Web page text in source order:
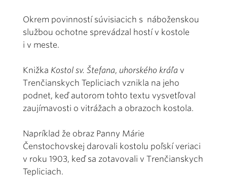
Okrem povinností súvisiacich s náboženskou
službou ochotne sprevádzal hostí v kostole
i v meste.
Knižka Kostol sv. Štefana, uhorského kráľa v
Trenčianskych Tepliciach vznikla na jeho
podnet, keď autorom tohto textu vysvetľoval
zaujímavosti o vitrážach a obrazoch kostola.
Napríklad že obraz Panny Márie
Čenstochovskej darovali kostolu poľskí veriaci
v roku 1903, keď sa zotavovali v Trenčianskych
Tepliciach.